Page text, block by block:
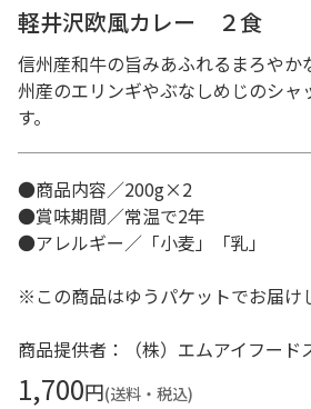
軽井沢欧風カレー ２食
信州産和牛の旨みあふれるまろやか
州産のエリンギやぶなしめじのシャ
す。
●商品内容／200g×2
●賞味期間／常温で2年
●アレルギー／「小麦」「乳」
※この商品はゆうパケットでお届け
商品提供者：（株）エムアイフード
1,700円(送料・税込)